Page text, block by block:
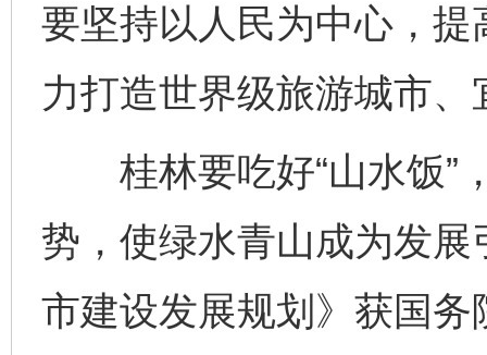
要坚持以人民为中心，
力打造世界级旅游城市、
桂林要吃好“山水饭”
势，使绿水青山成为发
市建设发展规划》获国